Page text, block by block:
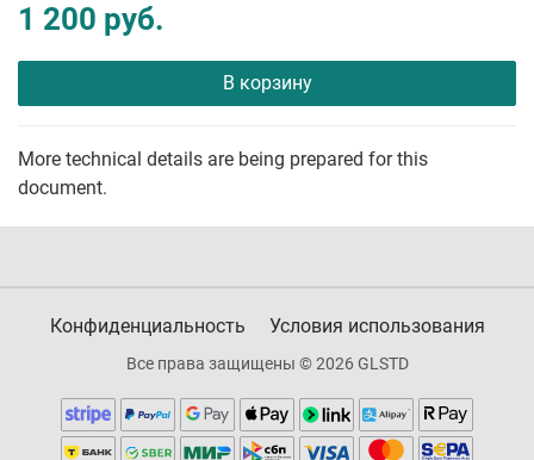
1 200 руб.
В корзину
More technical details are being prepared for this
document.
Конфиденциальность Условия использования
Все права защищены © 2026 GLSTD